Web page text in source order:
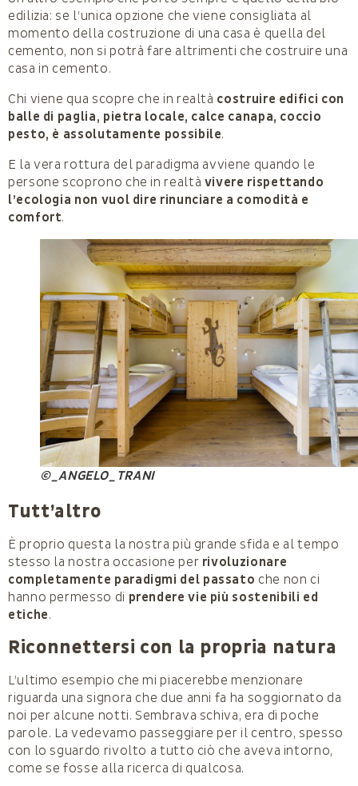
edilizia: se l’unica opzione che viene consigliata al
momento della costruzione di una casa è quella del
cemento, non si potrà fare altrimenti che costruire una
casa in cemento.
Chi viene qua scopre che in realtà costruire edifici con
balle di paglia, pietra locale, calce canapa, coccio
pesto, è assolutamente possibile.
E la vera rottura del paradigma avviene quando le
persone scoprono che in realtà vivere rispettando
l’ecologia non vuol dire rinunciare a comodità e
comfort.
©_ANGELO_TRANI
Tutt’altro
È proprio questa la nostra più grande sfida e al tempo
stesso la nostra occasione per rivoluzionare
completamente paradigmi del passato che non ci
hanno permesso di prendere vie più sostenibili ed
etiche.
Riconnettersi con la propria natura
L’ultimo esempio che mi piacerebbe menzionare
riguarda una signora che due anni fa ha soggiornato da
noi per alcune notti. Sembrava schiva, era di poche
parole. La vedevamo passeggiare per il centro, spesso
con lo sguardo rivolto a tutto ciò che aveva intorno,
come se fosse alla ricerca di qualcosa.